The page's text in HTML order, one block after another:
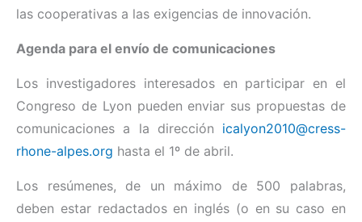
las cooperativas a las exigencias de innovación.
Agenda para el envío de comunicaciones
Los investigadores interesados en participar en el
Congreso de Lyon pueden enviar sus propuestas de
comunicaciones a la dirección icalyon2010@cress-
rhone-alpes.org hasta el 1º de abril.
Los resúmenes, de un máximo de 500 palabras,
deben estar redactados en inglés (o en su caso en